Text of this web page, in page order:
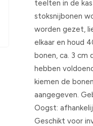
teelten in de
stoksnijbonen
worden gezet,
elkaar en houd
bonen, ca. 3 cm
hebben
kiemen de
aangegeven.
Oogst:
Geschikt voor